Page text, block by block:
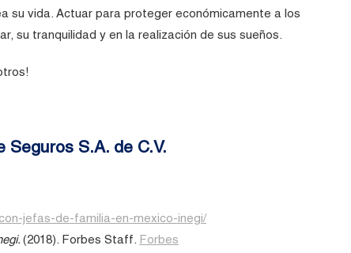
su vida. Actuar para proteger económicamente a los
su tranquilidad y en la realización de sus sueños.
Seguros S.A. de C.V.
jefas-de-familia-en-mexico-inegi/
(2018). Forbes Staff. Forbes